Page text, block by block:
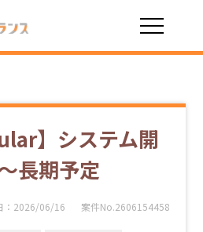
】システム開
長期予定
2026/06/16 案件No.2606154458